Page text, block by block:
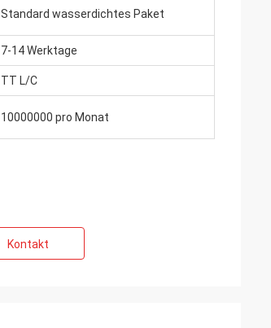
Standard wasserdichtes Paket
7-14 Werktage
TT L/C
10000000 pro Monat
Kontakt